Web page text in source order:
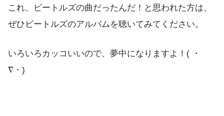
これ、ビートルズの曲だったんだ！と思われた方は、
ぜひビートルズのアルバムを聴いてみてください。
いろいろカッコいいので、夢中になりますよ！( ・
∇・)